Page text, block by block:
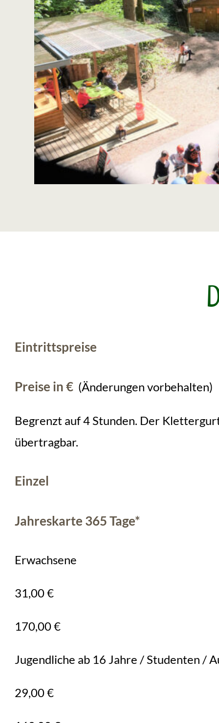
Eintrittspreise
Preise in € (Änderungen vorbehalten)
Begrenzt auf 4 Stunden. Der
übertragbar.
Einzel
Jahreskarte 365 Tage*
Erwachsene
31,00 €
170,00 €
Jugendliche ab 16 Jahre / Studenten /
29,00 €